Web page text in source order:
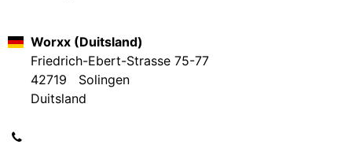
Worxx (Duitsland)
Friedrich-Ebert-Strasse 75-77
42719 Solingen
Duitsland